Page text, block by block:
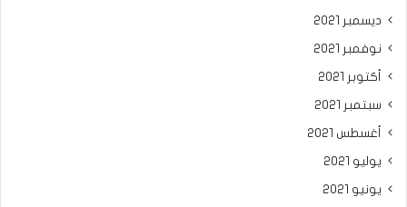
ديسمبر 2021
نوفمبر 2021
أكتوبر 2021
سبتمبر 2021
أغسطس 2021
يوليو 2021
يونيو 2021